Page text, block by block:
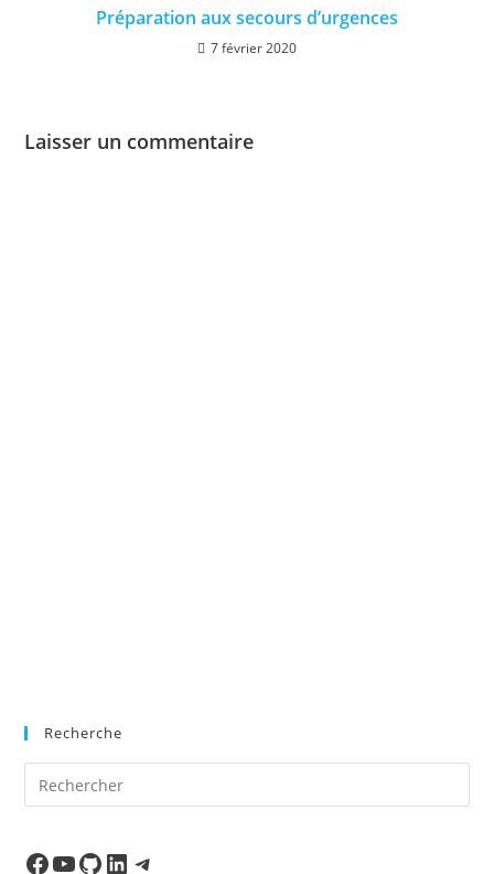
Préparation aux secours d’urgences
7 février 2020
Laisser un commentaire
Recherche
Facebook
Ma chaineMon Repo GithubLinkedInTelegram